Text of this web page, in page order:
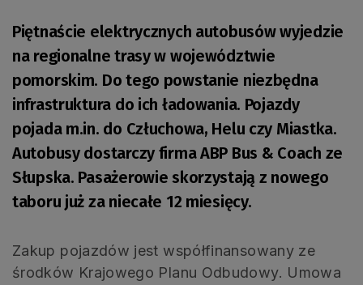
Piętnaście elektrycznych autobusów wyjedzie
na regionalne trasy w województwie
pomorskim. Do tego powstanie niezbędna
infrastruktura do ich ładowania. Pojazdy
pojada m.in. do Człuchowa, Helu czy Miastka.
Autobusy dostarczy firma ABP Bus & Coach ze
Słupska. Pasażerowie skorzystają z nowego
taboru już za niecałe 12 miesięcy.
Zakup pojazdów jest współfinansowany ze
środków Krajowego Planu Odbudowy. Umowa